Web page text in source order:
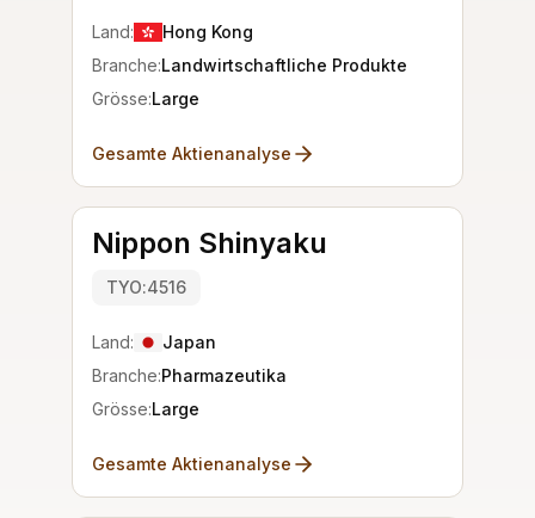
Land:
Hong Kong
Branche:Landwirtschaftliche Produkte
Grösse:Large
Gesamte Aktienanalyse
Nippon Shinyaku
TYO:4516
Land:
Japan
Branche:Pharmazeutika
Grösse:Large
Gesamte Aktienanalyse